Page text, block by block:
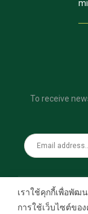
To receive
Copyright
เราใช้คุกกี้เพื่อพัฒ
การใช้เว็บไซต์ขอ